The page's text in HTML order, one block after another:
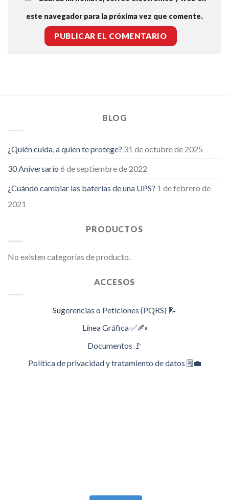
este navegador para la próxima vez que comente.
BLOG
¿Quién cuida, a quien te protege? 31 de octubre de 2025
30 Aniversario 6 de septiembre de 2022
¿Cuándo cambiar las baterías de una UPS? 1 de febrero de
2021
PRODUCTOS
No existen categorías de producto.
ACCESOS
Sugerencias o Peticiones (PQRS) 📝
Línea Gráfica ✅✍️
Documentos 🚩
Política de privacidad y tratamiento de datos 🗒️💼